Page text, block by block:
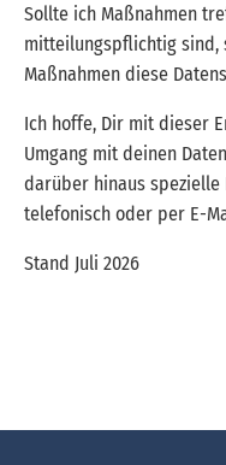
Sollte ich Maßnahmen
mitteilungspflichtig sind,
Maßnahmen diese
Ich hoffe, Dir mit dieser
Umgang mit deinen
darüber hinaus spezielle
telefonisch oder per E-
Stand Juli 2026